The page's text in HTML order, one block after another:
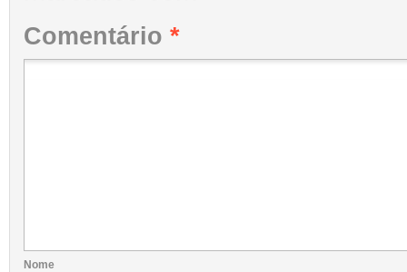
Comentário *
Nome